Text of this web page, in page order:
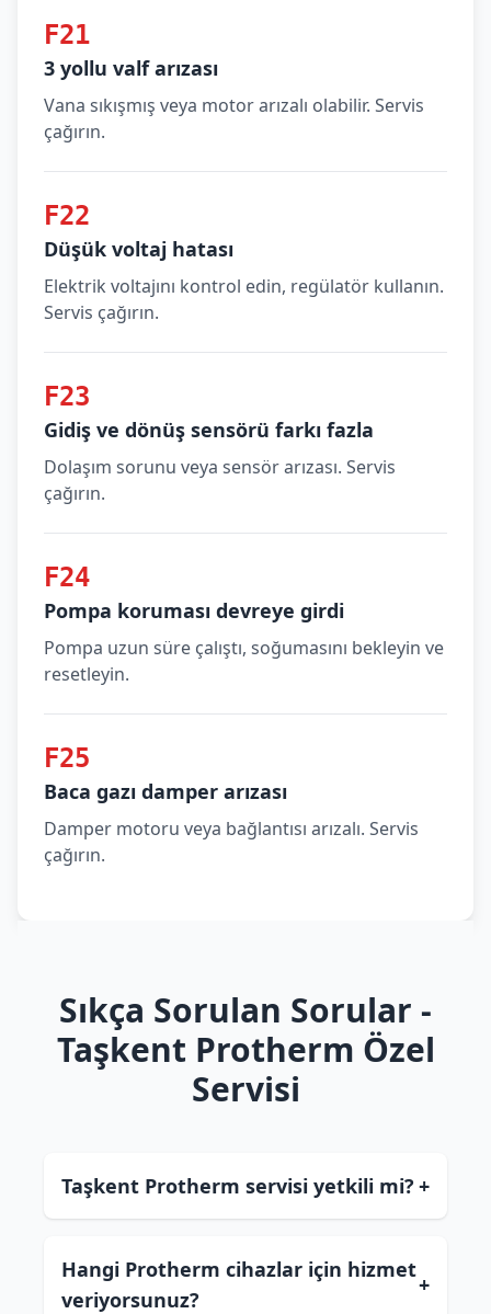
F21
3 yollu valf arızası
Vana sıkışmış veya motor arızalı olabilir. Servis
çağırın.
F22
Düşük voltaj hatası
Elektrik voltajını kontrol edin, regülatör kullanın.
Servis çağırın.
F23
Gidiş ve dönüş sensörü farkı fazla
Dolaşım sorunu veya sensör arızası. Servis
çağırın.
F24
Pompa koruması devreye girdi
Pompa uzun süre çalıştı, soğumasını bekleyin ve
resetleyin.
F25
Baca gazı damper arızası
Damper motoru veya bağlantısı arızalı. Servis
çağırın.
Sıkça Sorulan Sorular -
Taşkent Protherm Özel
Servisi
Taşkent Protherm servisi yetkili mi? +
Hangi Protherm cihazlar için hizmet
veriyorsunuz?
+